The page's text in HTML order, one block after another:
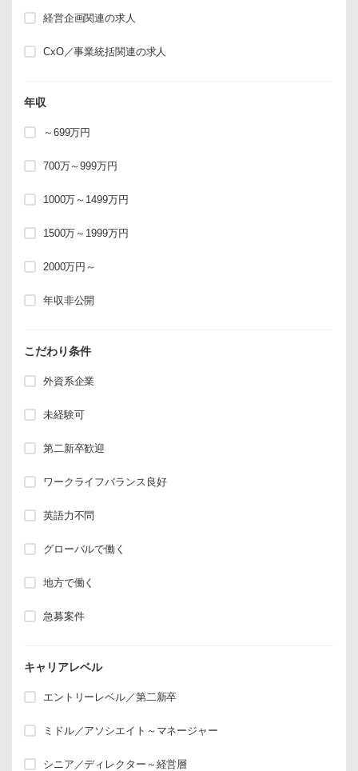
経営企画関連の求人
CxO／事業統括関連の求人
年収
～699万円
700万～999万円
1000万～1499万円
1500万～1999万円
2000万円～
年収非公開
こだわり条件
外資系企業
未経験可
第二新卒歓迎
ワークライフバランス良好
英語力不問
グローバルで働く
地方で働く
急募案件
キャリアレベル
エントリーレベル／第二新卒
ミドル／アソシエイト～マネージャー
シニア／ディレクター～経営層